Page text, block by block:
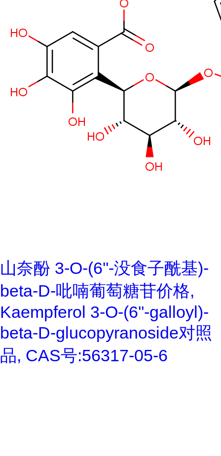
山奈酚 3-O-(6''-没食子酰基)-
beta-D-吡喃葡萄糖苷价格,
Kaempferol 3-O-(6''-galloyl)-
beta-D-glucopyranoside对照
品, CAS号:56317-05-6